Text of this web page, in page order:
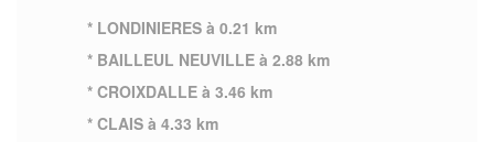
* LONDINIERES à 0.21 km
* BAILLEUL NEUVILLE à 2.88 km
* CROIXDALLE à 3.46 km
* CLAIS à 4.33 km